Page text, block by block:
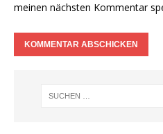
meinen nächsten Kommentar